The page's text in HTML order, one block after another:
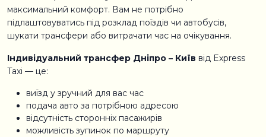
максимальний комфорт. Вам не потрібно
підлаштовуватись під розклад поїздів чи автобусів,
шукати трансфери або витрачати час на очікування.
Індивідуальний трансфер Дніпро – Київ від Express
Taxi — це:
виїзд у зручний для вас час
подача авто за потрібною адресою
відсутність сторонніх пасажирів
можливість зупинок по маршруту